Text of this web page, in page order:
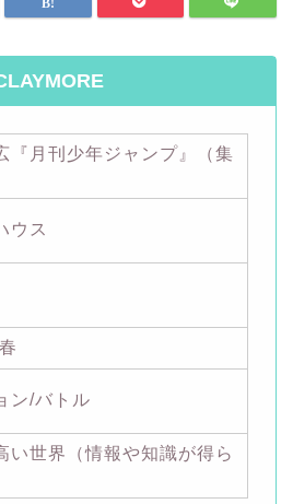
『月刊少年ジャンプ』（集
ウス
ン/バトル
い世界（情報や知識が得ら